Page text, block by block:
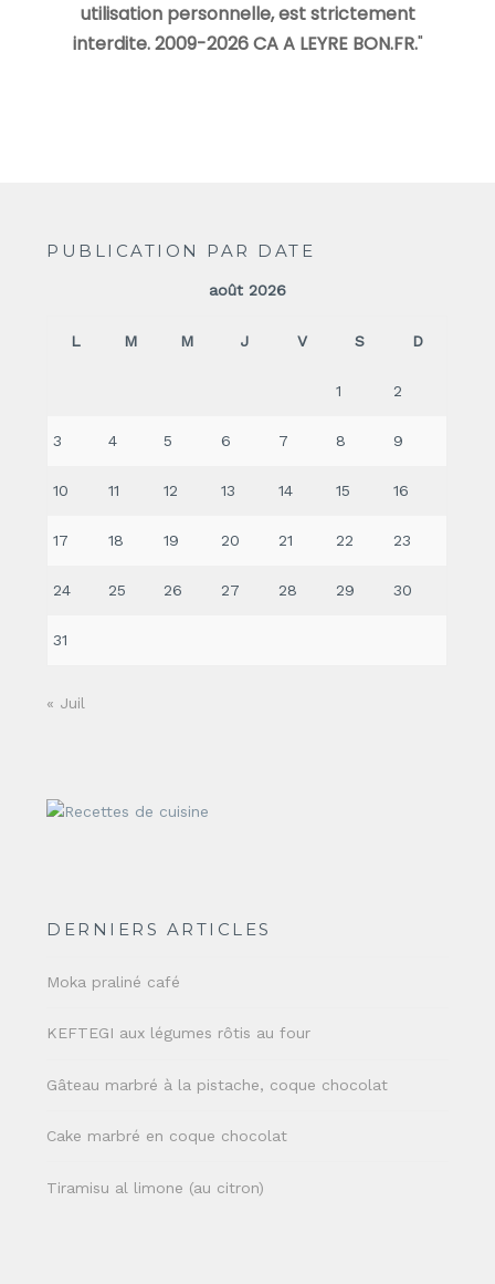
utilisation personnelle, est strictement
interdite. 2009-2026 CA A LEYRE BON.FR."
PUBLICATION PAR DATE
août 2026
L M M J V S D
1 2
3 4 5 6 7 8 9
10 11 12 13 14 15 16
17 18 19 20 21 22 23
24 25 26 27 28 29 30
31
« Juil
DERNIERS ARTICLES
Moka praliné café
KEFTEGI aux légumes rôtis au four
Gâteau marbré à la pistache, coque chocolat
Cake marbré en coque chocolat
Tiramisu al limone (au citron)